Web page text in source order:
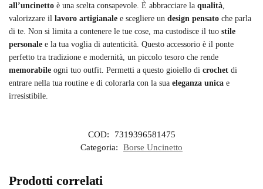
all’uncinetto è una scelta consapevole. È abbracciare la qualità
valorizzare il lavoro artigianale e scegliere un design pensato che parla
di te. Non si limita a contenere le tue cose, ma custodisce il tuo stile
personale e la tua voglia di autenticità. Questo accessorio è il ponte
perfetto tra tradizione e modernità, un piccolo tesoro che rende
memorabile ogni tuo outfit. Permetti a questo gioiello di crochet di
entrare nella tua routine e di colorarla con la sua eleganza unica e
irresistibile.
COD:
7319396581475
Categoria:
Borse Uncinetto
Prodotti correlati